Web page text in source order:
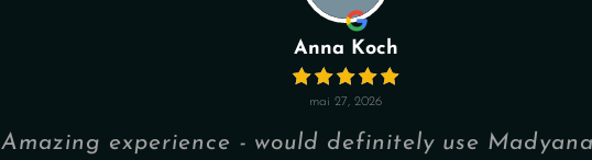
Anna Koch
mai 27, 2026
Amazing experience - would definitely use Madyana